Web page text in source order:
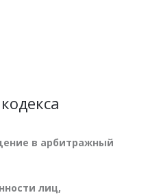
в арбитражный
лиц,